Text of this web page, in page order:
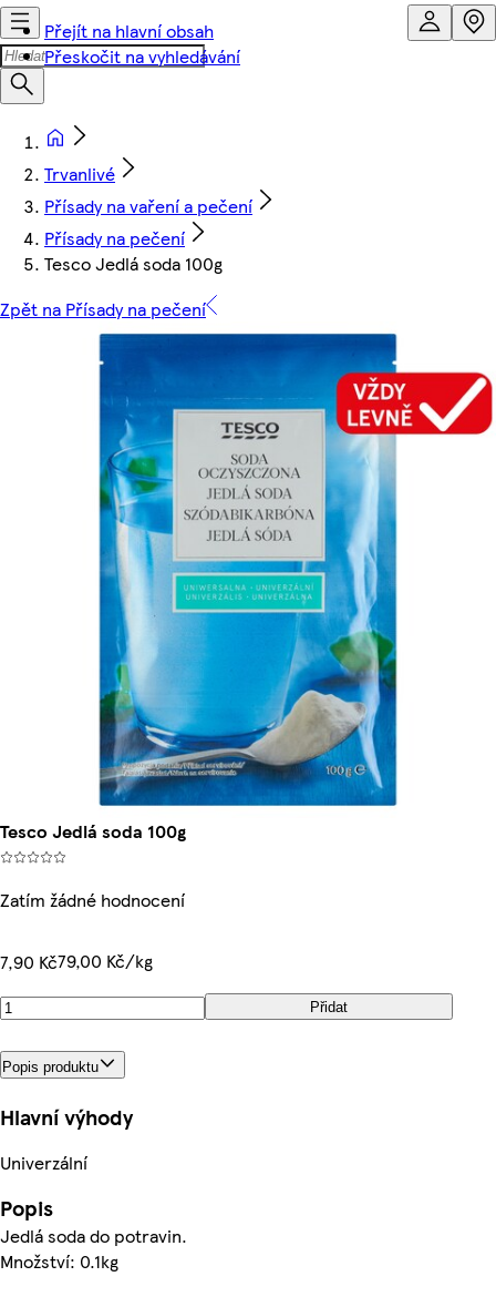
Přejít na hlavní obsah
Přeskočit na vyhledávání
Trvanlivé
Přísady na vaření a pečení
Přísady na pečení
Tesco Jedlá soda 100g
Zpět na Přísady na pečení
Tesco Jedlá soda 100g
Zatím žádné hodnocení
7,90 Kč79,00 Kč/kg
Přidat
Popis produktu
Hlavní výhody
Univerzální
Popis
Jedlá soda do potravin.
Množství: 0.1kg